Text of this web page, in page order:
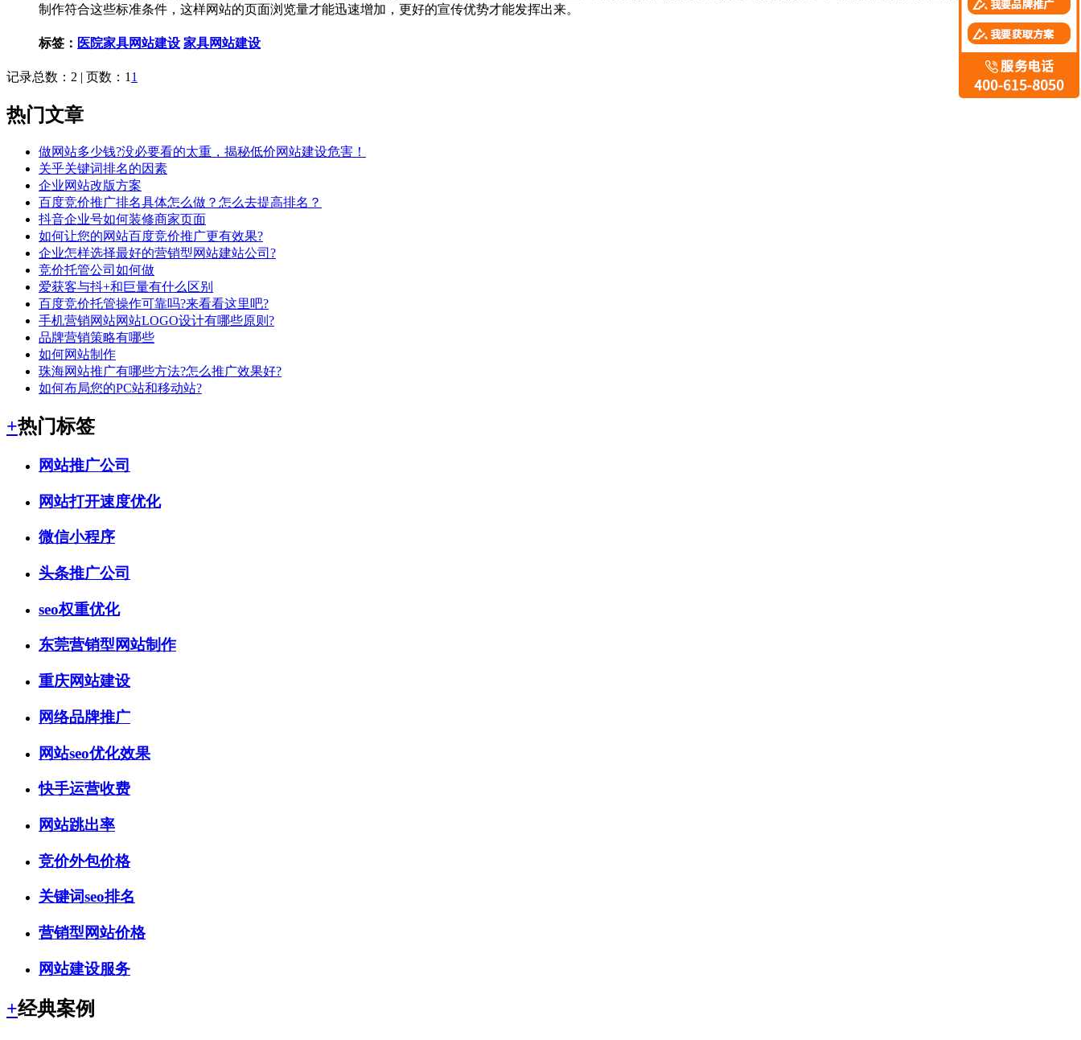
制作符合这些标准条件，这样网站的页面浏览量才能迅速增加，更好的宣传优势才能发挥出来。
标签： 医院家具网站建设 家具网站建设
记录总数：2 | 页数：1 1
热门文章
做网站多少钱?没必要看的太重，揭秘低价网站建设危害！
关乎关键词排名的因素
企业网站改版方案
百度竞价推广排名具体怎么做？怎么去提高排名？
抖音企业号如何装修商家页面
如何让您的网站百度竞价推广更有效果?
企业怎样选择最好的营销型网站建站公司?
竞价托管公司如何做
爱获客与抖+和巨量有什么区别
百度竞价托管操作可靠吗?来看看这里吧?
手机营销网站网站LOGO设计有哪些原则?
品牌营销策略有哪些
如何网站制作
珠海网站推广有哪些方法?怎么推广效果好?
如何布局您的PC站和移动站?
+热门标签
网站推广公司
网站打开速度优化
微信小程序
头条推广公司
seo权重优化
东莞营销型网站制作
重庆网站建设
网络品牌推广
网站seo优化效果
快手运营收费
网站跳出率
竞价外包价格
关键词seo排名
营销型网站价格
网站建设服务
+经典案例